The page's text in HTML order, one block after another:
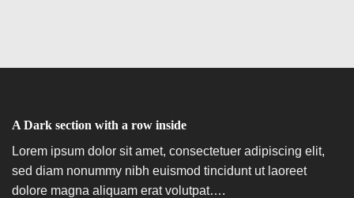
A Dark section with a row inside
Lorem ipsum dolor sit amet, consectetuer adipiscing elit,
sed diam nonummy nibh euismod tincidunt ut laoreet
dolore magna aliquam erat volutpat….